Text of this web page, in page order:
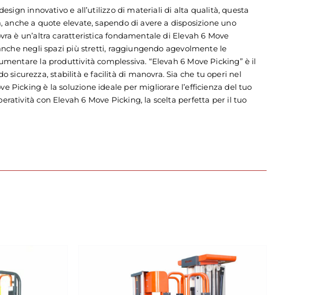
innovativo e all’utilizzo di materiali di alta qualità, questa
a quote elevate, sapendo di avere a disposizione uno
è un’altra caratteristica fondamentale di Elevah 6 Move
negli spazi più stretti, raggiungendo agevolmente le
la produttività complessiva. “Elevah 6 Move Picking” è il
sicurezza, stabilità e facilità di manovra. Sia che tu operi nel
Picking è la soluzione ideale per migliorare l’efficienza del tuo
con Elevah 6 Move Picking, la scelta perfetta per il tuo